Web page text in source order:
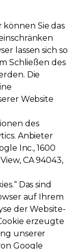
Sie das
lassen sich so
Schließen des
Die
Website
des
Anbieter
Inc., 1600
CA 94043,
Das sind
auf Ihrem
der Website-
erzeugte
unserer
Google